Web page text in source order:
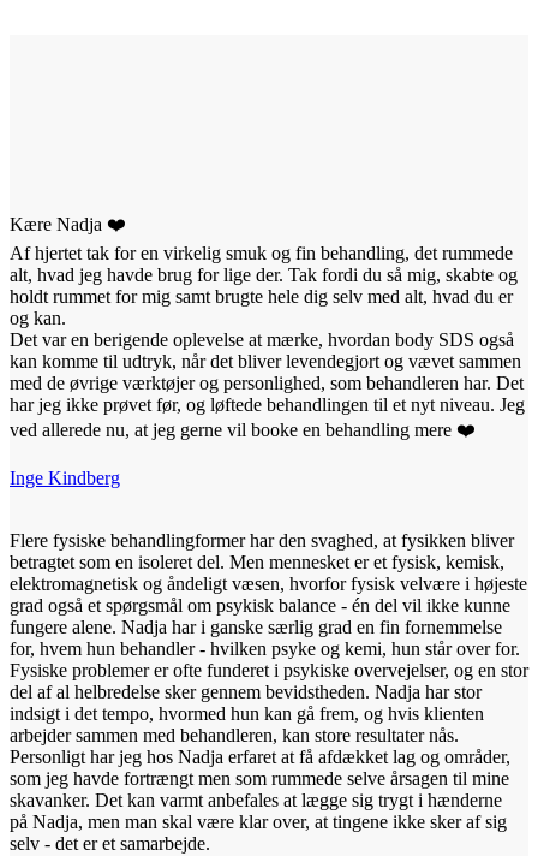
Kære Nadja ❤️
Af hjertet tak for en virkelig smuk og fin behandling, det rummede
alt, hvad jeg havde brug for lige der. Tak fordi du så mig, skabte og
holdt rummet for mig samt brugte hele dig selv med alt, hvad du er
og kan.
Det var en berigende oplevelse at mærke, hvordan body SDS også
kan komme til udtryk, når det bliver levendegjort og vævet sammen
med de øvrige værktøjer og personlighed, som behandleren har. Det
har jeg ikke prøvet før, og løftede behandlingen til et nyt niveau. Jeg
ved allerede nu, at jeg gerne vil booke en behandling mere ❤️
Inge Kindberg
Flere fysiske behandlingformer har den svaghed, at fysikken bliver
betragtet som en isoleret del. Men mennesket er et fysisk, kemisk,
elektromagnetisk og åndeligt væsen, hvorfor fysisk velvære i højeste
grad også et spørgsmål om psykisk balance - én del vil ikke kunne
fungere alene. Nadja har i ganske særlig grad en fin fornemmelse
for, hvem hun behandler - hvilken psyke og kemi, hun står over for.
Fysiske problemer er ofte funderet i psykiske overvejelser, og en stor
del af al helbredelse sker gennem bevidstheden. Nadja har stor
indsigt i det tempo, hvormed hun kan gå frem, og hvis klienten
arbejder sammen med behandleren, kan store resultater nås.
Personligt har jeg hos Nadja erfaret at få afdækket lag og områder,
som jeg havde fortrængt men som rummede selve årsagen til mine
skavanker. Det kan varmt anbefales at lægge sig trygt i hænderne
på Nadja, men man skal være klar over, at tingene ikke sker af sig
selv - det er et samarbejde.